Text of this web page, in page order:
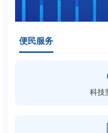
便民服务
科技